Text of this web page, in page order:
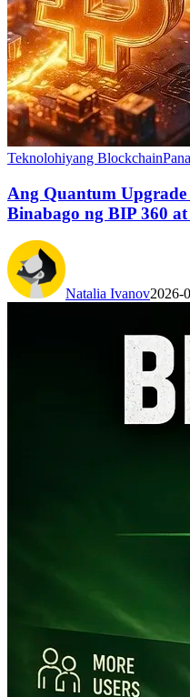
Teknolohiyang Blockchain
Ang Quantum
Binabago ng BIP 360
Natalia Ivanov2026-